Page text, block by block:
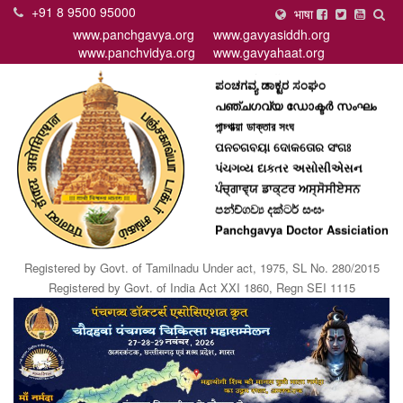
+91 8 9500 95000
www.panchgavya.org
www.gavyasiddh.org
www.panchvidya.org
www.gavyahaat.org
भाषा
पंचगव्य डॉक्टर असोसिएशन
பஞ்சகவ்ய டாக்டர் சனகம்
పంచగవ్య డాక్టర్ సంఘం
ಪಂಚಗವ್ಯ ಡಾಕ್ಟರ ಸಂಘಂ
പഞ്ചഗവ്യ ഡോക്ടര്‍ സംഘം
পান্চ্গাভ্য়া ডাক্তার সংঘ
ପନଚଗବୟା ଦୋକତୋର ସଂଗଃ
પંચગવ્ય દાકતર અસોસીએસન
ਪੰਚ੍ਗਾਵ੍ਯ ਡਾਕ੍ਟਰ ਅਸ੍ਸੋਸੀਏਸਨ
පන්ච්ගව්‍ය දක්ටර් සංඝං
Panchgavya Doctor Assiciation
Registered by Govt. of Tamilnadu Under act, 1975, SL No. 280/2015
Registered by Govt. of India Act XXI 1860, Regn SEI 1115